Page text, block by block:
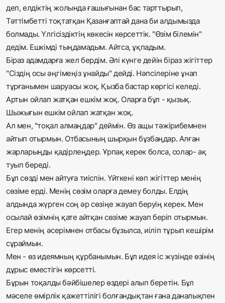
деп, елдіктің жолында ғашығынан бас тарттырып,
Тәттімбетті тоқтатқан Қазанғаптай дана би алдымызда
болмады. Үлгісіздіктің көкесін көрсеттік. "Өзім білемін"
дедім. Ешкімді тыңдамадым. Айтса, ұқпадым.
Біраз адамдарға жел бердім. Әлі күнге дейін біраз жігіттер
"Сіздің осы әңгімеңіз ұнайды" дейді. Нәпсілеріне ұнап
тұрғанымен шаруасы жоқ. Қызба бастар көргісі келеді.
Артын ойлап жатқан ешкім жоқ. Оларға бұл - қызық.
Шыжығын ешкім ойлап жатқан жоқ.
Ал мен, "тоқал алмаңдар" деймін. Өз ащы тәжірибемнен
айтып отырмын. Отбасының шырқын бұзбаңдар. Алған
жарларыңды қадірлеңдер. Ұрпақ керек болса, солар- ақ
туып береді.
Бұл сөзді мен айтуға тиіспін. Үйткені көп жігіттер менің
сөзіме ерді. Менің сөзім оларға демеу болды. Елдің
алдында жүрген соң әр сөзіңе жауап беруің керек. Мен
осылай өзімнің қате айтқан сөзіме жауап беріп отырмын.
Егер менің әсерімнен отбасы бұзылса, иіліп тұрып кешірім
сұраймын.
Мен - өз идеямның құрбанымын. Бұл идея іс жүзінде өзінің
дұрыс еместігін көрсетті.
Бұрын тоқалды бәйбішелер өздері алып беретін. Бұл
мәселе өмірлік қажеттілігі болғандықтан ғана даналықпен